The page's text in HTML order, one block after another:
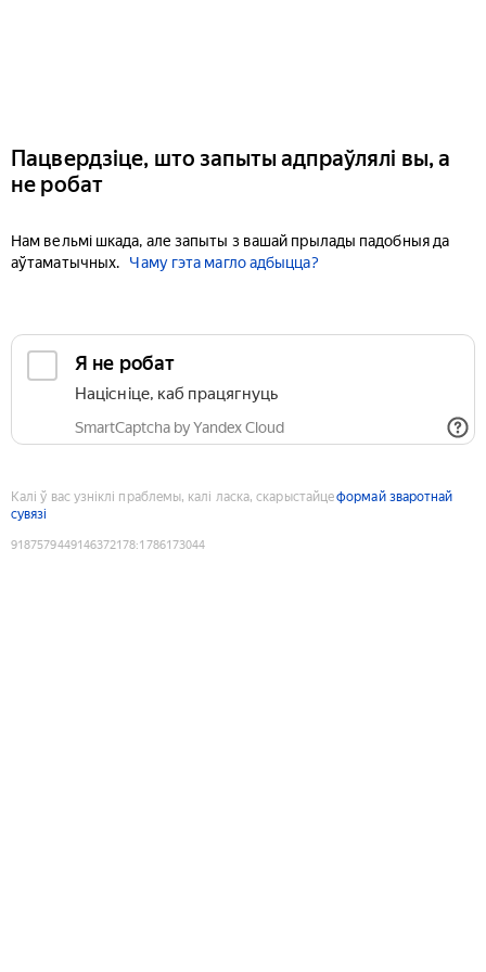
Пацвердзіце, што запыты адпраўлялі вы, а
не робат
Нам вельмі шкада, але запыты з вашай прылады падобныя да
аўтаматычных.
Чаму гэта магло адбыцца?
Я не робат
Націсніце, каб працягнуць
SmartCaptcha by Yandex Cloud
Калі ў вас узніклі праблемы, калі ласка, скарыстайцеформай зваротнай
сувязі
9187579449146372178:1786173044